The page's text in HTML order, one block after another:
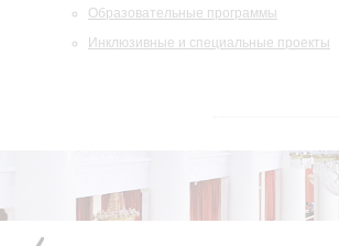
Образовательные программы
Инклюзивные и специальные проекты